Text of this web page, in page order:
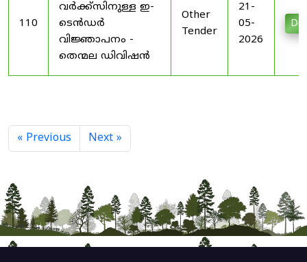
110
വർക്ക്സിനുള്ള ഇ-
ടെൻഡർ
വിജ്ഞാപനം -
തെന്മല ഡിവിഷൻ
Other
Tender
21-
05-
2026
« Previous Next »